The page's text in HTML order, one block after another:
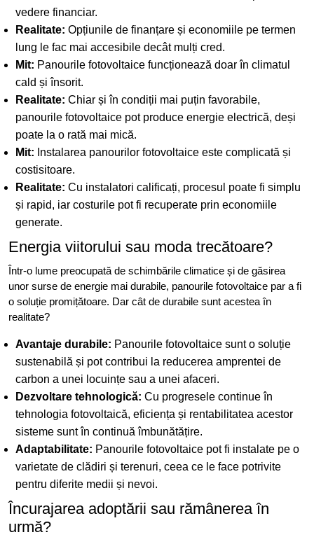
vedere financiar.
Realitate: Opțiunile de finanțare și economiile pe termen
lung le fac mai accesibile decât mulți cred.
Mit: Panourile fotovoltaice funcționează doar în climatul
cald și însorit.
Realitate: Chiar și în condiții mai puțin favorabile,
panourile fotovoltaice pot produce energie electrică, deși
poate la o rată mai mică.
Mit: Instalarea panourilor fotovoltaice este complicată și
costisitoare.
Realitate: Cu instalatori calificați, procesul poate fi simplu
și rapid, iar costurile pot fi recuperate prin economiile
generate.
Energia viitorului sau moda trecătoare?
Într-o lume preocupată de schimbările climatice și de găsirea
unor surse de energie mai durabile, panourile fotovoltaice par a fi
o soluție promițătoare. Dar cât de durabile sunt acestea în
realitate?
Avantaje durabile: Panourile fotovoltaice sunt o soluție
sustenabilă și pot contribui la reducerea amprentei de
carbon a unei locuințe sau a unei afaceri.
Dezvoltare tehnologică: Cu progresele continue în
tehnologia fotovoltaică, eficiența și rentabilitatea acestor
sisteme sunt în continuă îmbunătățire.
Adaptabilitate: Panourile fotovoltaice pot fi instalate pe o
varietate de clădiri și terenuri, ceea ce le face potrivite
pentru diferite medii și nevoi.
Încurajarea adoptării sau rămânerea în
urmă?